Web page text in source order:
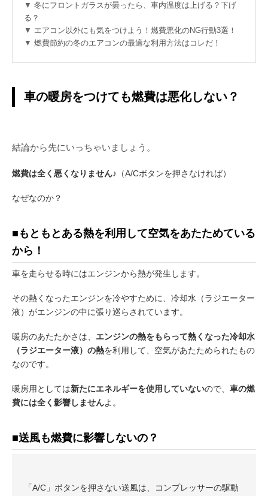
冬にフロントガラスが曇ったら、車内温度は上げる？下げ
る？
エアコン以外にも気をつけよう！燃費悪化のNG行動3選！
燃費節約の冬のエアコンの最適な利用方法はコレだ！
車の暖房をつけても燃費は悪化しない？
結論から先にいっちゃいましょう。
燃費は全く悪くなりません♪ （A/Cボタンを押さなければ）
なぜなのか？
■もともとある熱を利用して空気をあたためている
から！
車を走らせる時にはエンジンから熱が発生します。
その熱くなったエンジンを冷やすために、冷却水（ラジエーター
液）がエンジンの中に張り巡らされています。
暖房のあたたかさは、 エンジンの熱をもらって熱くなった冷却水
（ラジエーター液）の熱を利用して、空気があたためられたもの
なのです。
暖房用としては新たにエネルギーを使用していないので、 車の燃
費には全く影響しませんよ。
■送風も燃費に影響しないの？
「A/C」ボタンを押さない送風は、コンプレッサーの駆動